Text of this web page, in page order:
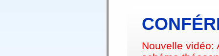
Nouvelle vidéo: